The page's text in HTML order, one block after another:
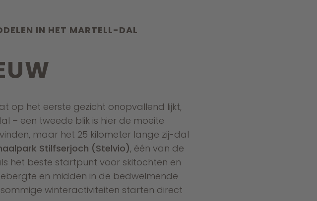
IN HET MARTELL-DAL
op het eerste gezicht onopvallend lijkt,
– een tweede blik is hier de moeite
maar het 25 kilometer lange zij-dal
Stilfserjoch (Stelvio), één van de
het beste startpunt voor skitochten en
en midden in de bedwelmende
winteractiviteiten starten direct